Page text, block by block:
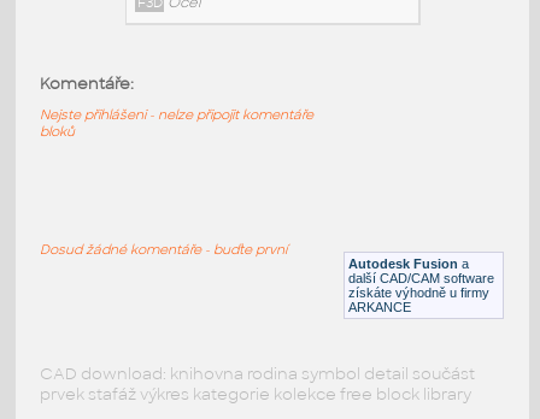
F3D Ocel
Autodesk Fusion a
další CAD/CAM software
získáte výhodně u firmy
ARKANCE
Komentáře:
Nejste přihlášeni - nelze připojit komentáře
bloků
Dosud žádné komentáře - buďte první
CAD download: knihovna rodina symbol detail součást
prvek stafáž výkres kategorie kolekce free block library